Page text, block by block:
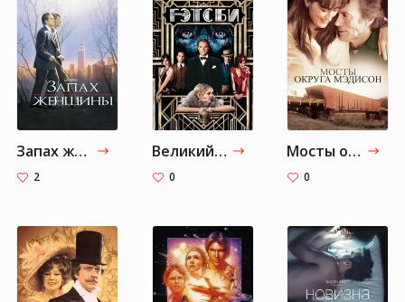
Запах женщины
2
Великий Гэтсби
0
Мосты округа Мэдисон
0